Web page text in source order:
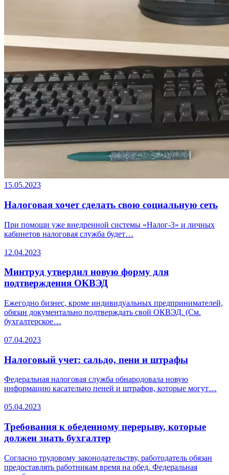
15.05.2023
Налоговая хочет сделать свою социальную сеть
При помощи уже внедренной системы «Налог-3» и личных
кабинетов налоговая служба будет…
12.04.2023
Минтруд утвердил новую форму для
подтверждения ОКВЭД
Ежегодно бизнес, кроме индивидуальных предпринимателей,
обязан документально подтверждать свой ОКВЭД. (См.
бухгалтерское…
07.04.2023
Налоговый учет: сальдо, пени и штрафы
Федеральная налоговая служба обнародовала новую
информацию касательно пеней и штрафов, которые могут…
05.04.2023
Требования к обеденному перерыву, которые
должен знать бухгалтер
Согласно трудовому законодательству, работодатель обязан
предоставлять работникам время на обед. Федеральная